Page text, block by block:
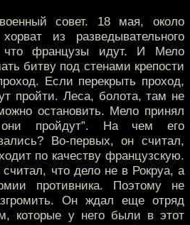
совет. 18 мая, около
из разведывательного
французы идут. И Мело
битву под стенами крепости
Если перекрыть проход,
пройти. Леса, болота, там не
остановить. Мело принял
они пройдут”. На чем его
Во-первых, он считал,
по качеству французскую.
считал, что дело не в Рокруа, а
противника. Поэтому не
Он ждал еще отряд
которые у него были в этот